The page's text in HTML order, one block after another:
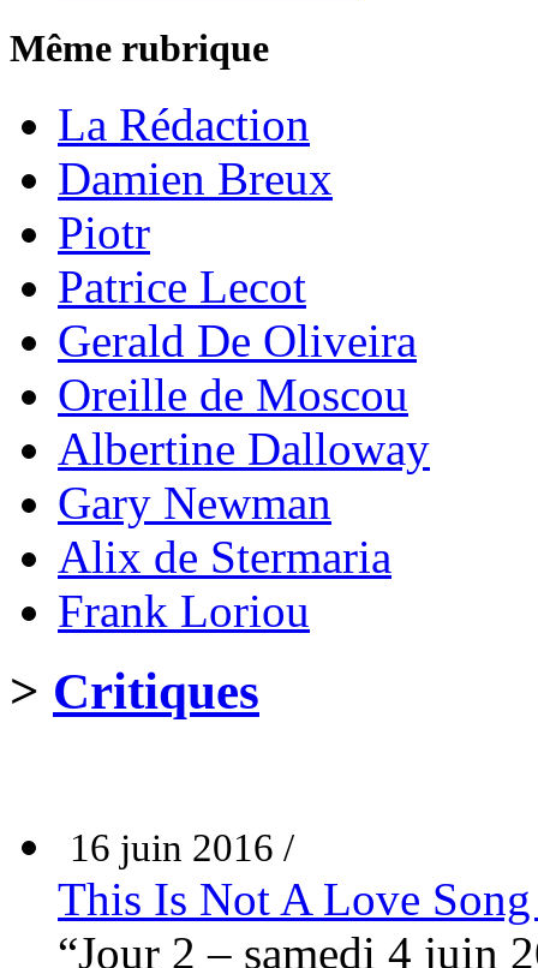
Même rubrique
La Rédaction
Damien Breux
Piotr
Patrice Lecot
Gerald De Oliveira
Oreille de Moscou
Albertine Dalloway
Gary Newman
Alix de Stermaria
Frank Loriou
> Critiques
16 juin 2016 /
This Is Not A Love
“Jour 2 – samedi 4 juin